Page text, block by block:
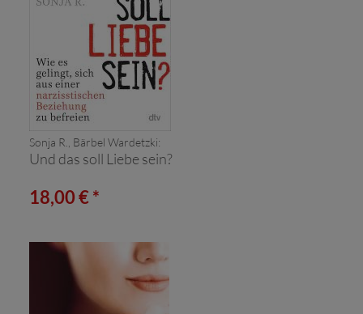
Sonja R., Bärbel Wardetzki:
Und das soll Liebe sein?
18,00 € *